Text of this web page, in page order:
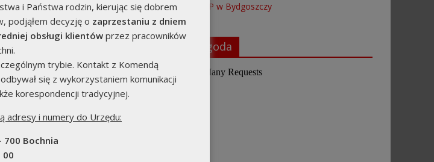
SP PSP w Bydgoszczy
Pogoda
i Państwa rodzin, kierując się dobrem
podjąłem decyzję o zaprzestaniu z dniem
obsługi klientów przez pracowników
trybie. Kontakt z Komendą
się z wykorzystaniem komunikacji
korespondencji tradycyjnej.
adresy i numery do Urzędu:
700 Bochnia
00